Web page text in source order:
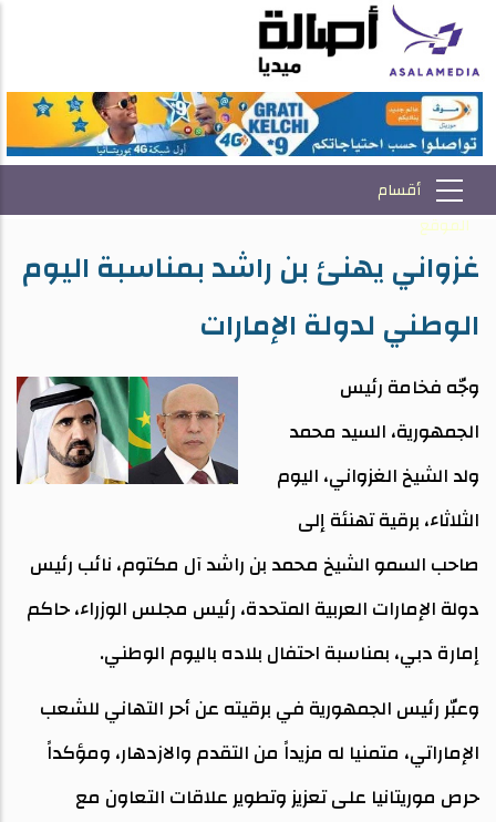
غزواني يهنئ بن راشد بمناسبة اليوم
الوطني لدولة الإمارات
وجّه فخامة رئيس
الجمهورية، السيد محمد
ولد الشيخ الغزواني، اليوم
الثلاثاء، برقية تهنئة إلى
صاحب السمو الشيخ محمد بن راشد آل مكتوم، نائب رئيس
دولة الإمارات العربية المتحدة، رئيس مجلس الوزراء، حاكم
إمارة دبي، بمناسبة احتفال بلاده باليوم الوطني.
وعبّر رئيس الجمهورية في برقيته عن أحر التهاني للشعب
الإماراتي، متمنيا له مزيداً من التقدم والازدهار، ومؤكداً
حرص موريتانيا على تعزيز وتطوير علاقات التعاون مع